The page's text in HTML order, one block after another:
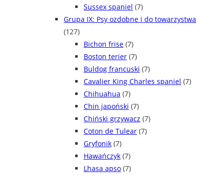
Sussex spaniel (7)
Grupa IX: Psy ozdobne i do towarzystwa
(127)
Bichon frise (7)
Boston terier (7)
Buldog francuski (7)
Cavalier King Charles spaniel (7)
Chihuahua (7)
Chin japoński (7)
Chiński grzywacz (7)
Coton de Tulear (7)
Gryfonik (7)
Hawańczyk (7)
Lhasa apso (7)